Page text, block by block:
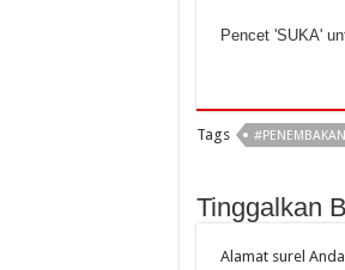
Pencet 'SUKA'
Tags
Tinggalkan
Alamat surel